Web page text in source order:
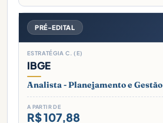
PRÉ-EDITAL
ESTRATÉGIA C. (E)
IBGE
Analista - Planejamento e Gestão
A PARTIR DE
R$ 107,88